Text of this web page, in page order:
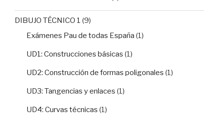
DIBUJO TÉCNICO 1 (9)
Exámenes Pau de todas España (1)
UD1: Construcciones básicas (1)
UD2: Construcción de formas poligonales (1)
UD3: Tangencias y enlaces (1)
UD4: Curvas técnicas (1)